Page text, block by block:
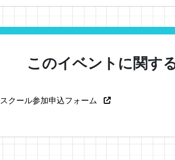
このイベントに関す
クール参加申込フォーム